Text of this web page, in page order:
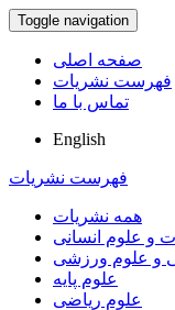
Toggle navigation
صفحه اصلی
فهرست نشریات
تماس با ما
English
فهرست نشریات
همه نشریات
و علوم انسانی
و علوم ورزشی
علوم پایه
علوم ریاضی